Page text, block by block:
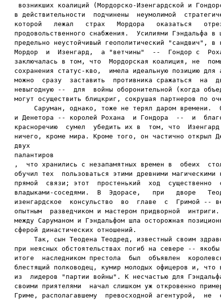
возникших коалиций (Мордорско-Изенгардской и
в действительности  подчинены  неумолимой
которой   лежал   страх   Мордора   оказаться
продовольственного снабжения.  Усилиями Гэндальфа в
предельно неустойчивый геополитический "сандвич",
Мордор  и  Изенгард,  а "ветчины"  --  Гондор с
заключалась в том, что  Мордорская коалиция, не
сохранения статус-кво,  имела идеальную позицию для
можно  сразу  заставить  противника сражаться  на
невыгодную --  для  войны оборонительной (когда
могут осуществить блицкриг, сокрушая партнеров по
Саруман, однако, тоже не терял даром времени.
и Денетора -- королей Рохана  и Гондора  --  и
красноречию  сумел  убедить их в  том, что
ничего, кроме мира. Кроме того, он частично открыл
двух
палантиров
,  что хранились с незапамятных времен в  обеих
обучил тех  пользоваться этими древними магическими
прямой  связи; этот  простенький  ход  существенно
владыками-соседями.  В  Эдорасе,   при   дворе
изенгардское  консульство  во  главе  с  Гримой --
опытным  разведчиком и мастером придворной
между Саруманом и Гэндальфом шла осторожная
сферой династических отношений.
Так, сын Теодена Теодред, известный своим
при неясных обстоятельствах погиб на севере --
итоге  наследником престола  был  объявлен
блестящий полководец, кумир молодых офицеров и, что
из  лидеров "партии войны". К несчастью для
своими приятелями  начал слишком уж откровенно
Гриме, располагавшему  превосходной агентурой,  не